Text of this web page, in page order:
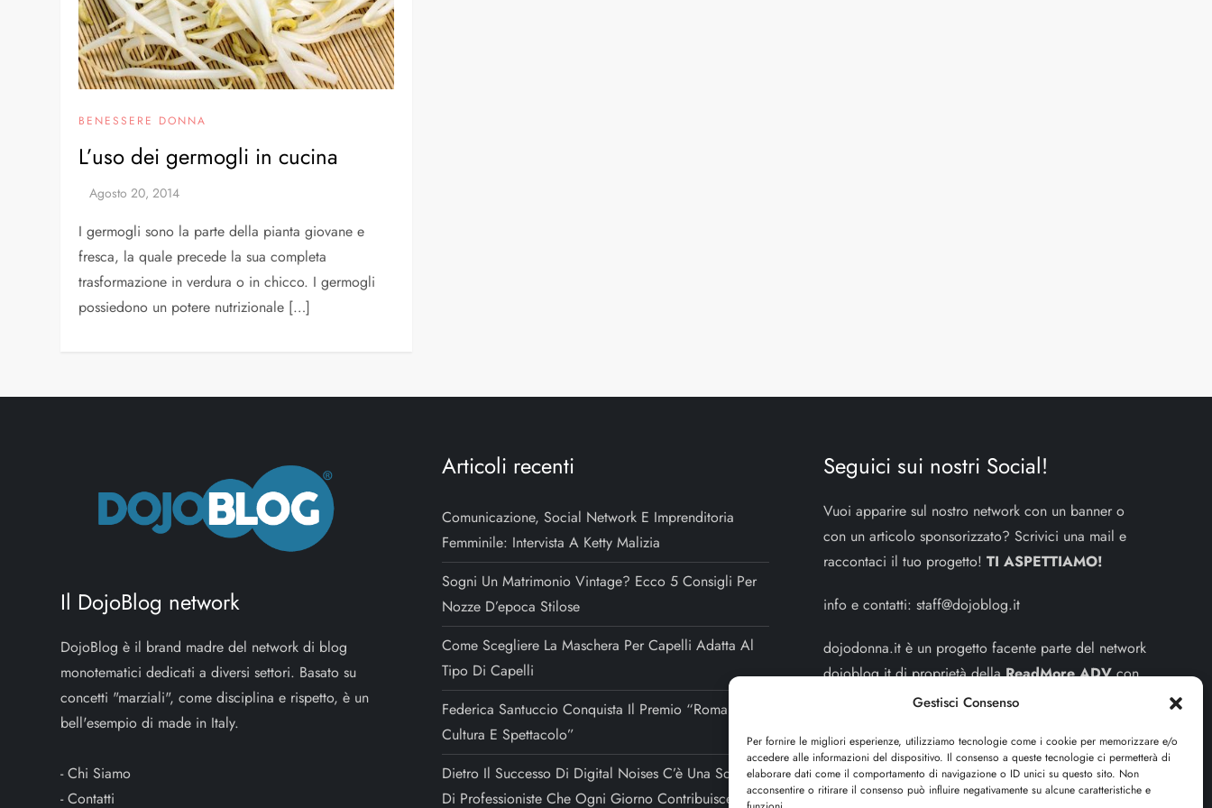
Gestisci Consenso
Per fornire le migliori esperienze, utilizziamo tecnologie come i cookie per memorizzare e/o
accedere alle informazioni del dispositivo. Il consenso a queste tecnologie ci permetterà di
elaborare dati come il comportamento di navigazione o ID unici su questo sito. Non
acconsentire o ritirare il consenso può influire negativamente su alcune caratteristiche e
BENESSERE DONNA
L’uso dei germogli in cucina
I germogli sono la parte della pianta giovane e
fresca, la quale precede la sua completa
trasformazione in verdura o in chicco. I germogli
possiedono un potere nutrizionale […]
Il DojoBlog network
DojoBlog è il brand madre del network di blog
monotematici dedicati a diversi settori. Basato su
concetti "marziali", come disciplina e rispetto, è un
bell'esempio di made in Italy.
-Chi Siamo
-Contatti
Articoli recenti
Comunicazione, Social Network E Imprenditoria
Femminile: Intervista A Ketty Malizia
Sogni Un Matrimonio Vintage? Ecco 5 Consigli Per
Nozze D’epoca Stilose
Come Scegliere La Maschera Per Capelli Adatta Al
Tipo Di Capelli
Federica Santuccio Conquista Il Premio “Roma Arte,
Cultura E Spettacolo”
Dietro Il Successo Di Digital Noises C’è Una Squadra
Di Professioniste Che Ogni Giorno Contribuisce Alla
Seguici sui nostri Social!
Vuoi apparire sul nostro network con un banner o
con un articolo sponsorizzato? Scrivici una mail e
raccontaci il tuo progetto!TI ASPETTIAMO!
info e contatti:staff@dojoblog.it
dojodonna.it è un progetto facente parte del network
dojoblog.it di proprietà dellaReadMore ADVcon
sede legale in Via delle Sirene 34 - Roma - P.iva:
Sitemap-Privacy Policy-Cookie Policy